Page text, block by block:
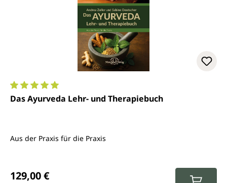
Durchschnittliche Bewertung von 5 von 5 Sternen
Das Ayurveda Lehr- und Therapiebuch
Aus der Praxis für die Praxis
129,00 €